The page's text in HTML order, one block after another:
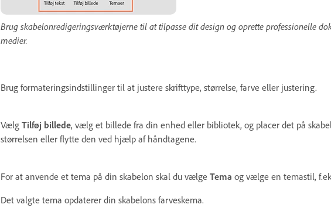
Brug skabelonredigeringsværktøjerne til at tilpasse dit design og oprette professionelle
medier.
Brug formateringsindstillinger til at justere skrifttype, størrelse, farve eller justering.
Vælg Tilføj billede, vælg et billede fra din enhed eller bibliotek, og placer det på
størrelsen eller flytte den ved hjælp af håndtagene.
For at anvende et tema på din skabelon skal du vælge Tema og vælge en temastil,
Det valgte tema opdaterer din skabelons farveskema.